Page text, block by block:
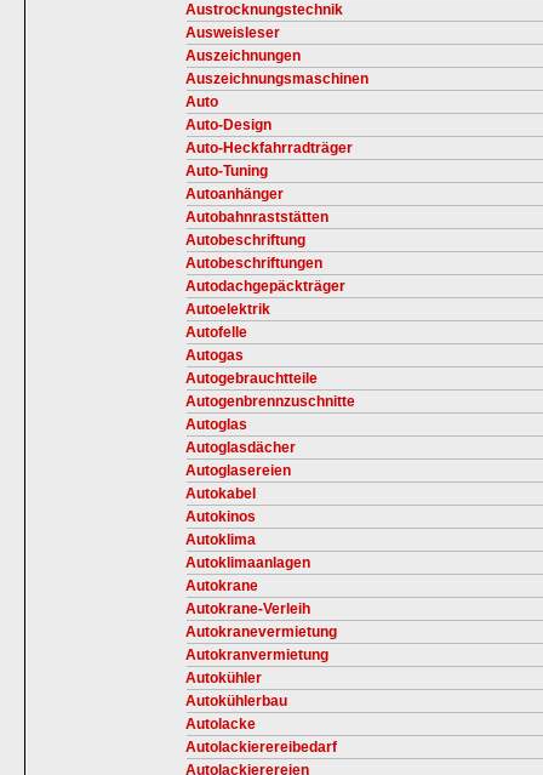
Austrocknungstechnik
Ausweisleser
Auszeichnungen
Auszeichnungsmaschinen
Auto
Auto-Design
Auto-Heckfahrradträger
Auto-Tuning
Autoanhänger
Autobahnraststätten
Autobeschriftung
Autobeschriftungen
Autodachgepäckträger
Autoelektrik
Autofelle
Autogas
Autogebrauchtteile
Autogenbrennzuschnitte
Autoglas
Autoglasdächer
Autoglasereien
Autokabel
Autokinos
Autoklima
Autoklimaanlagen
Autokrane
Autokrane-Verleih
Autokranevermietung
Autokranvermietung
Autokühler
Autokühlerbau
Autolacke
Autolackierereibedarf
Autolackierereien